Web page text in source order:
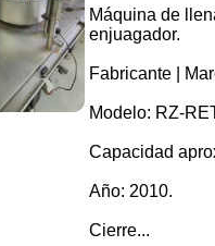
Máquina de
enjuagador.
Fabricante |
Modelo: RZ-
Capacidad
Año: 2010.
Cierre...